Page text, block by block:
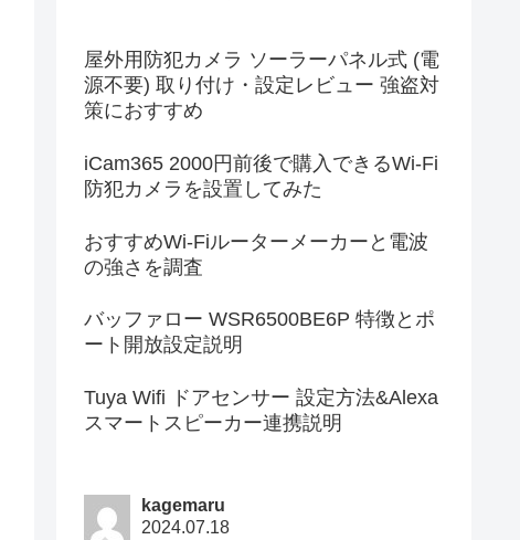
屋外用防犯カメラ ソーラーパネル式 (電
源不要) 取り付け・設定レビュー 強盗対
策におすすめ
iCam365 2000円前後で購入できるWi-Fi
防犯カメラを設置してみた
おすすめWi-Fiルーターメーカーと電波
の強さを調査
バッファロー WSR6500BE6P 特徴とポ
ート開放設定説明
Tuya Wifi ドアセンサー 設定方法&Alexa
スマートスピーカー連携説明
kagemaru
2024.07.18